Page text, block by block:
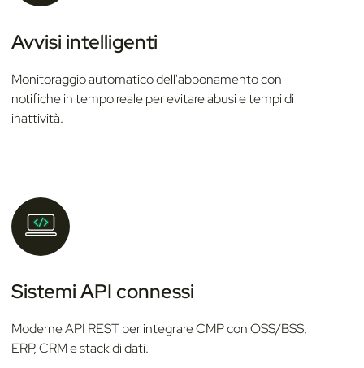
Avvisi intelligenti
Monitoraggio automatico dell'abbonamento con
notifiche in tempo reale per evitare abusi e tempi di
inattività.
Sistemi API connessi
Moderne API REST per integrare CMP con OSS/BSS,
ERP, CRM e stack di dati.